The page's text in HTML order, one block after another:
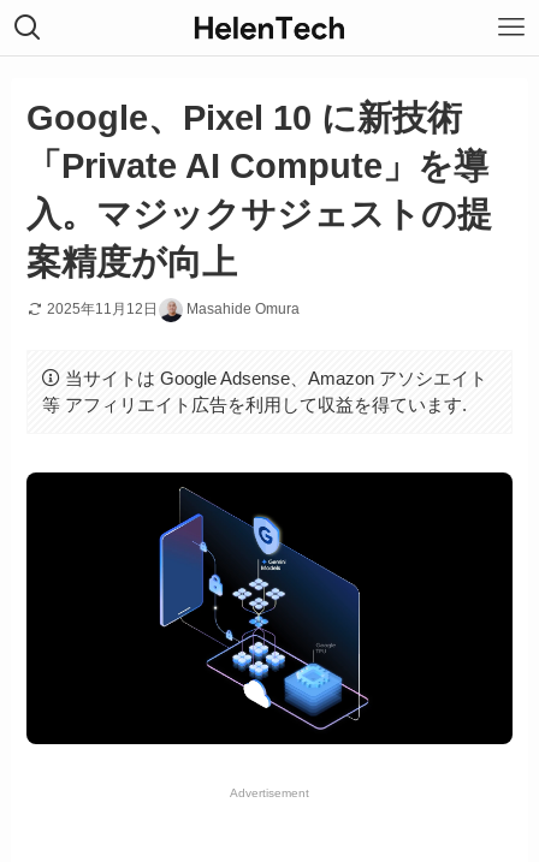
Google、Pixel 10 に新技術
「Private AI Compute」を導
入。マジックサジェストの提
案精度が向上
2025年11月12日 Masahide Omura
当サイトは Google Adsense、Amazon アソシエイト
等 アフィリエイト広告を利用して収益を得ています.
Advertisement